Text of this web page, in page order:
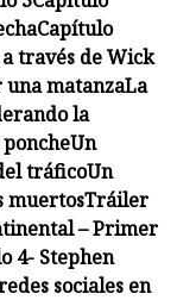
Capítulo
través de Wick
una matanzaLa
la
Un
tráficoUn
muertosTráiler
– Primer
4- Stephen
sociales en